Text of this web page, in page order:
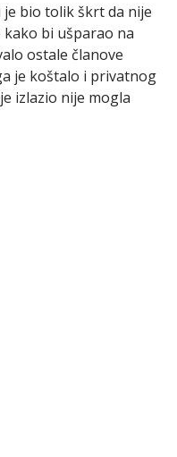
bio tolik škrt da nije
kako bi ušparao na
ostale članove
je koštalo i privatnog
izlazio nije mogla